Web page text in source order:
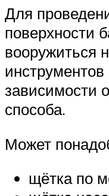
Для
поверхности
вооружиться
зависимости
способа.
Может
щётка по